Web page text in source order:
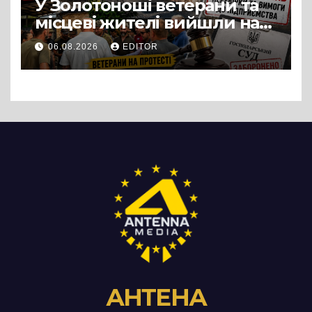
У Золотоноші ветерани та
місцеві жителі вийшли на
протест до стін
підприємства ТОВ «Омега
Три», що займається
06.08.2026 EDITOR
АНТЕНА